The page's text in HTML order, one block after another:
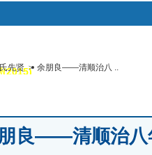
(2015) 风采堂
先贤 > 余朋良——清顺治八 ..
良——清顺治八